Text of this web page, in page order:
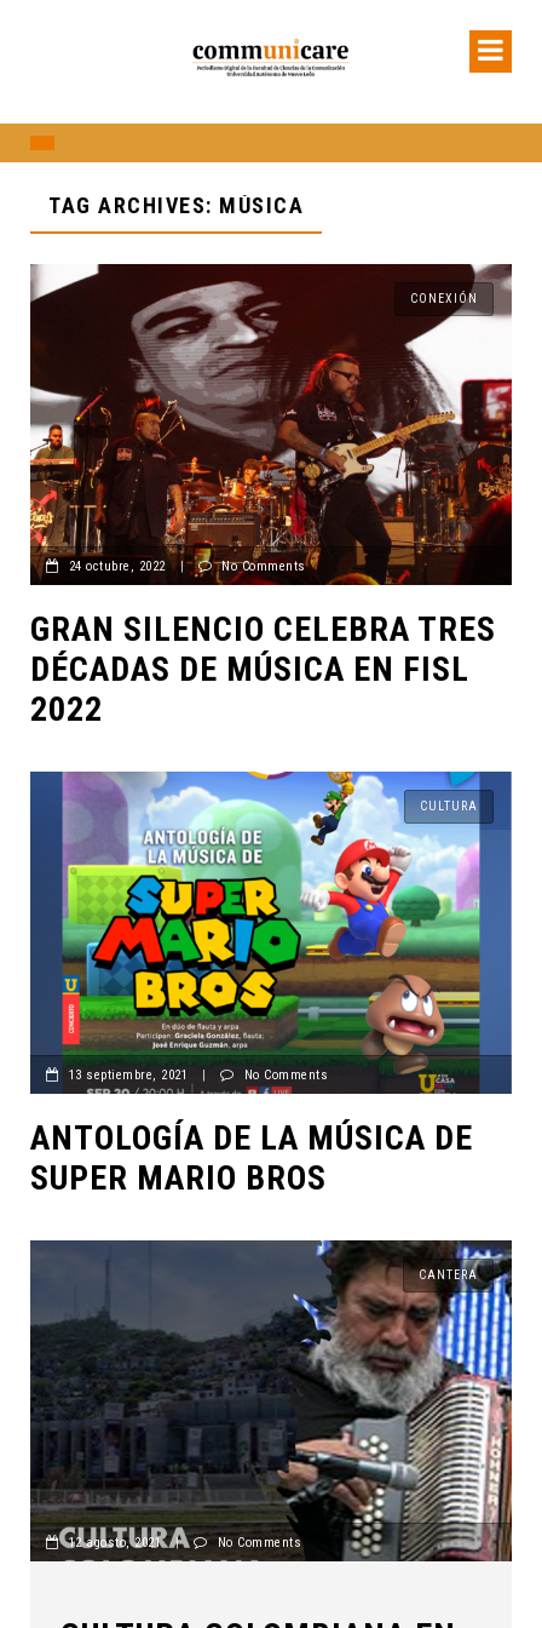
TAG ARCHIVES: MÚSICA
CONEXIÓN
24 octubre, 2022 | No Comments
GRAN SILENCIO CELEBRA TRES
DÉCADAS DE MÚSICA EN FISL
2022
CULTURA
13 septiembre, 2021 | No Comments
ANTOLOGÍA DE LA MÚSICA DE
SUPER MARIO BROS
CANTERA
12 agosto, 2021 | No Comments